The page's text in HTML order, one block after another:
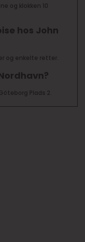
og klokken 10
hos John
og enkelte retter.
Plads 2.